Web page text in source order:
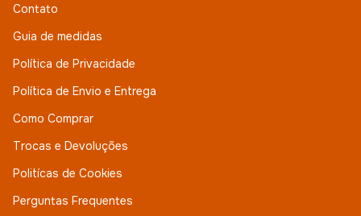
Contato
Guia de medidas
Política de Privacidade
Política de Envio e Entrega
Como Comprar
Trocas e Devoluções
Politícas de Cookies
Perguntas Frequentes